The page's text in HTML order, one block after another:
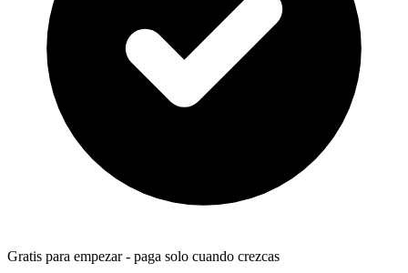
Gratis para empezar - paga solo cuando crezcas